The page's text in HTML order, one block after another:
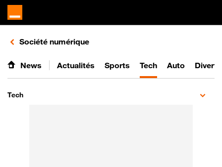
Retours vers le listing d'articles de la catégorie
Société numérique
News Actualités Sports Tech Auto
Tech